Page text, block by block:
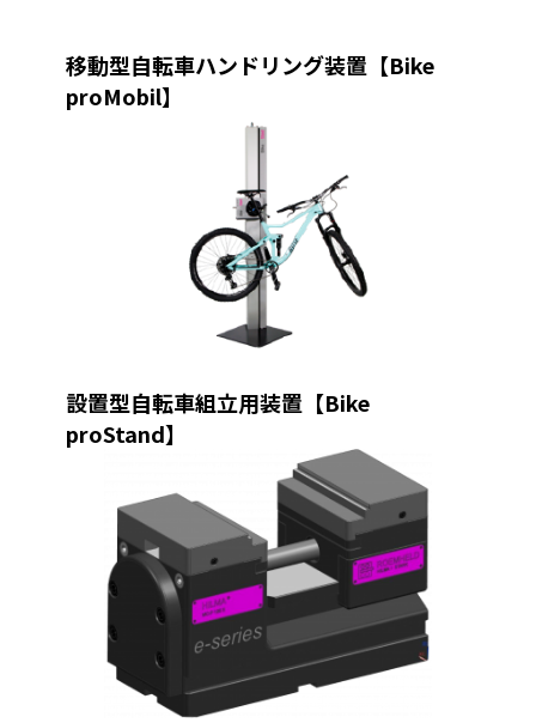
移動型自転車ハンドリング装置【Bike
proMobil】
設置型自転車組立用装置【Bike
proStand】